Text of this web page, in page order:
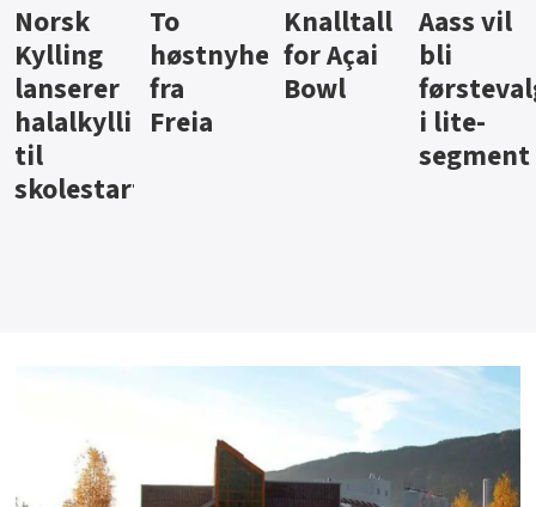
Knalltall
for Açai
Bowl
Aass vil
bli
førstevalg
i lite-
Brus og
jus fra
Berentsen
Hard
iste fra
Hansa